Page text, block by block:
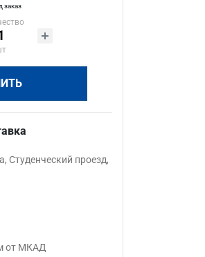
заказ
Студенческий проезд,
от МКАД